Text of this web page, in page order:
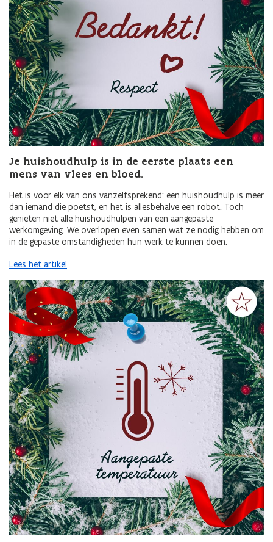
Je huishoudhulp is in de eerste plaats een
mens van vlees en bloed.
Het is voor elk van ons vanzelfsprekend: een huishoudhulp is meer
dan iemand die poetst, en het is allesbehalve een robot. Toch
genieten niet alle huishoudhulpen van een aangepaste
werkomgeving. We overlopen even samen wat ze nodig hebben om
in de gepaste omstandigheden hun werk te kunnen doen.
Lees het artikel